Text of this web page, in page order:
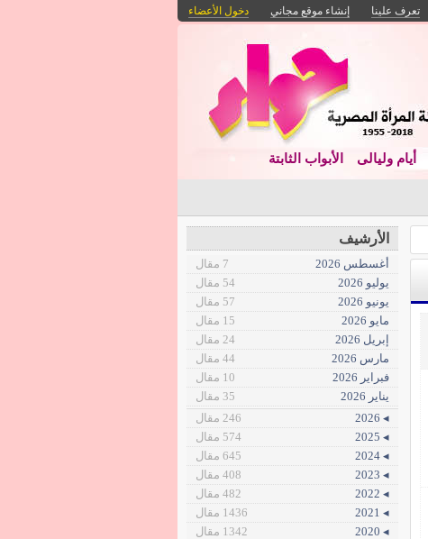
تعرف علينا إنشاء موقع مجاني دخول الأعضاء
أيام وليالى الأبواب الثابتة
الأرشيف
أغسطس 2026
7 مقال
يوليو 2026
54 مقال
يونيو 2026
57 مقال
مايو 2026
15 مقال
إبريل 2026
24 مقال
مارس 2026
44 مقال
فبراير 2026
10 مقال
يناير 2026
35 مقال
◂ 2026
246 مقال
◂ 2025
574 مقال
◂ 2024
645 مقال
◂ 2023
408 مقال
◂ 2022
482 مقال
◂ 2021
1436 مقال
◂ 2020
1342 مقال